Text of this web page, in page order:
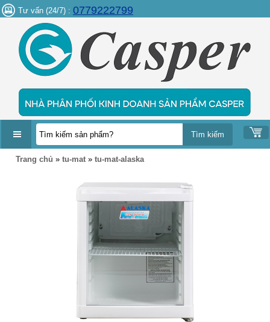
Tư vấn (24/7) : 0779222799
DANH
Trang chủ » tu-mat » tu-mat-alaska